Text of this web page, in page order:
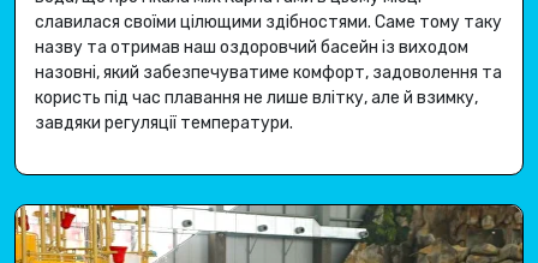
славилася своїми цілющими здібностями. Саме тому таку
назву та отримав наш оздоровчий басейн із виходом
назовні, який забезпечуватиме комфорт, задоволення та
користь під час плавання не лише влітку, але й взимку,
завдяки регуляції температури.